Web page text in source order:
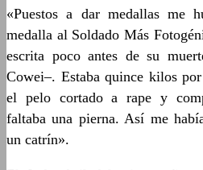
«Puestos a dar medallas me
medalla al Soldado Más
escrita poco antes de su
Cowei–. Estaba quince kilos
el pelo cortado a rape y
faltaba una pierna. Así me
un catrín».